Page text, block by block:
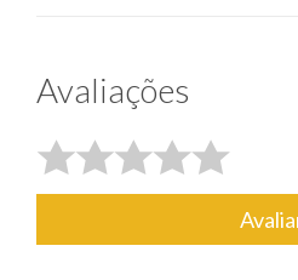
Avaliações